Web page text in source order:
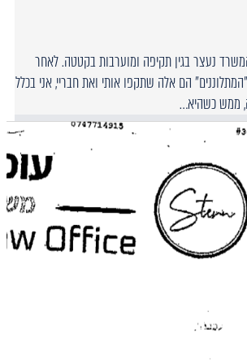
נעצר בגין תקיפה ומוערבות בקטטה. לאחר
הם אלה שתקפו אותי ואת חבריי, אני בכלל
ממש כשהיא…